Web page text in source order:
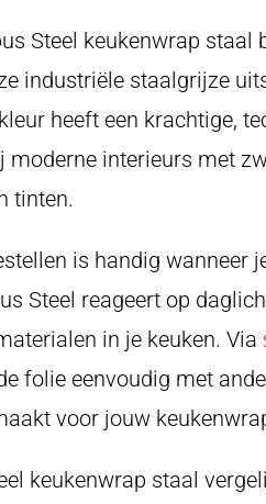
Steel keukenwrap staal
industriële staalgrijze
heeft een krachtige,
moderne interieurs met
tinten.
is handig wanneer
Steel reageert op
in je keuken. Via
folie eenvoudig met
voor jouw
keukenwrap staal